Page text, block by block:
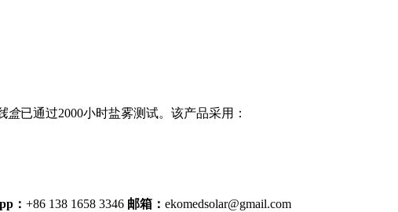
盒已通过2000小时盐雾测试。该产品采用：
： +86 138 1658 3346 邮箱： ekomedsolar@gmail.com